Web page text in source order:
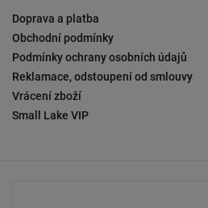
Doprava a platba
Obchodní podmínky
Podmínky ochrany osobních údajů
Reklamace, odstoupení od smlouvy
Vrácení zboží
Small Lake VIP